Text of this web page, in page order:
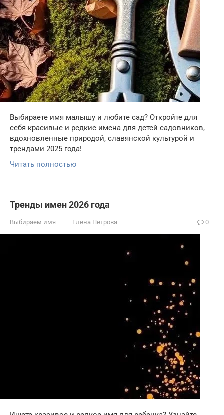
Выбираете имя малышу и любите сад? Откройте для
себя красивые и редкие имена для детей садовников,
вдохновленные природой, славянской культурой и
трендами 2025 года!
Читать полностью
Тренды имен 2026 года
Выбираем имя Елена Петрова 0